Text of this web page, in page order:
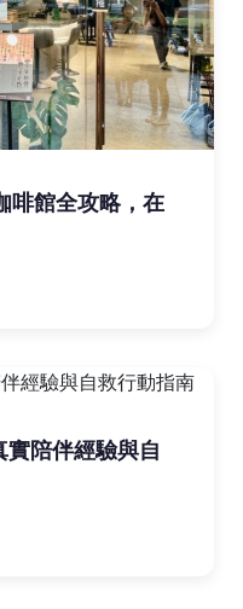
啡館全攻略，在
陪伴經驗與自